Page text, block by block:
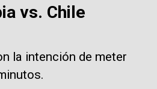
vs. Chile
la intención de meter